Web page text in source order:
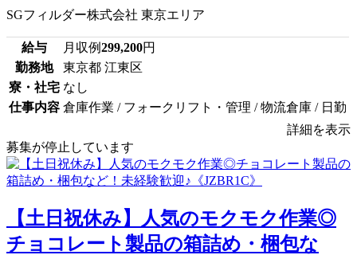
SGフィルダー株式会社 東京エリア
給与 月収例299,200円
勤務地
東京都 江東区
寮・社宅 なし
仕事内容 倉庫作業 / フォークリフト・管理 / 物流倉庫 / 日勤
詳細を表示
募集が停止しています
【土日祝休み】人気のモクモク作業◎
チョコレート製品の箱詰め・梱包な